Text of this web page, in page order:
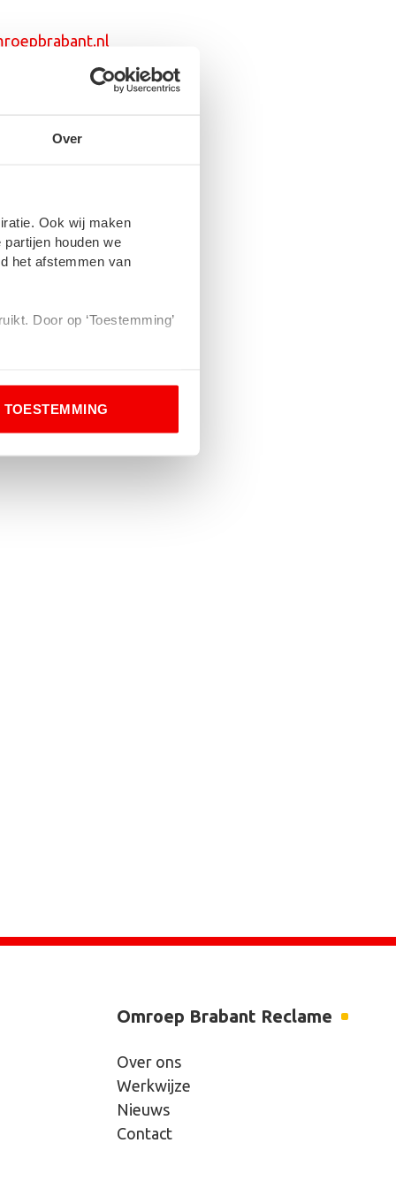
Over
Ook wij maken
houden we
het afstemmen van
Door op ‘Toestemming’
TOESTEMMING
LinkedIn
Omroep Brabant Reclame
Over ons
Werkwijze
Nieuws
Contact